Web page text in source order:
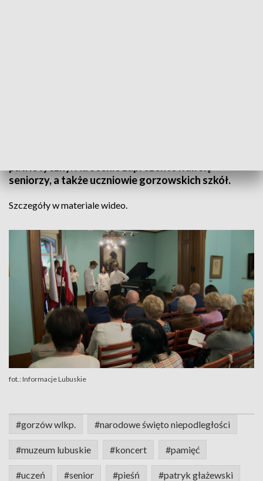
seniorzy, a także uczniowie gorzowskich szkół.
Szczegóły w materiale wideo.
fot.: Informacje Lubuskie
#gorzów wlkp. #narodowe święto niepodległości
#muzeum lubuskie #koncert #pamięć
#uczeń #senior #pieśń #patryk głażewski